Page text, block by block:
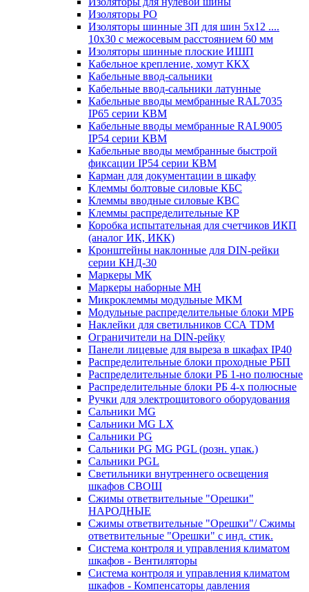
Изоляторы РО
Изоляторы шинные 3П для шин 5х12 ....
10х30 с межосевым расстоянием 60 мм
Изоляторы шинные плоские ИШП
Кабельное крепление, хомут ККХ
Кабельные ввод-сальники
Кабельные ввод-сальники латунные
Кабельные вводы мембранные RAL7035
IP65 серии КВМ
Кабельные вводы мембранные RAL9005
IP54 серии КВМ
Кабельные вводы мембранные быстрой
фиксации IP54 серии КВМ
Карман для документации в шкафу
Клеммы болтовые силовые КБС
Клеммы вводные силовые КВС
Клеммы распределительные КР
Коробка испытательная для счетчиков ИКП
(аналог ИК, ИКК)
Кронштейны наклонные для DIN-рейки
серии КНД-30
Маркеры МК
Маркеры наборные МН
Микроклеммы модульные МКМ
Модульные распределительные блоки МРБ
Наклейки для светильников ССА TDM
Ограничители на DIN-рейку
Панели лицевые для выреза в шкафах IP40
Распределительные блоки проходные РБП
Распределительные блоки РБ 1-но полюсные
Распределительные блоки РБ 4-х полюсные
Ручки для электрощитового оборудования
Сальники MG
Сальники MG LX
Сальники PG
Сальники PG MG PGL (розн. упак.)
Сальники PGL
Светильники внутреннего освещения
шкафов СВОШ
Сжимы ответвительные "Орешки"
НАРОДНЫЕ
Сжимы ответвительные "Орешки"/ Сжимы
ответвительные "Орешки" с инд. стик.
Система контроля и управления климатом
шкафов - Вентиляторы
Система контроля и управления климатом
шкафов - Компенсаторы давления